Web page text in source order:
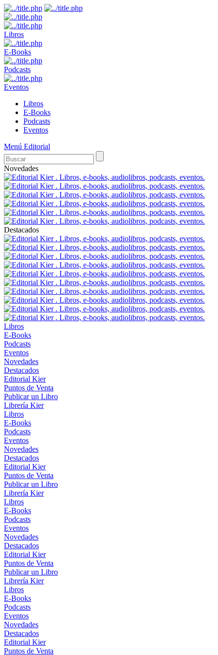
Libros
E-Books
Podcasts
Eventos
Libros
E-Books
Podcasts
Eventos
Menú Editorial
Novedades
Destacados
Libros
E-Books
Podcasts
Eventos
Novedades
Destacados
Editorial Kier
Puntos de Venta
Publicar un Libro
Librería Kier
Libros
E-Books
Podcasts
Eventos
Novedades
Destacados
Editorial Kier
Puntos de Venta
Publicar un Libro
Librería Kier
Libros
E-Books
Podcasts
Eventos
Novedades
Destacados
Editorial Kier
Puntos de Venta
Publicar un Libro
Librería Kier
Libros
E-Books
Podcasts
Eventos
Novedades
Destacados
Editorial Kier
Puntos de Venta